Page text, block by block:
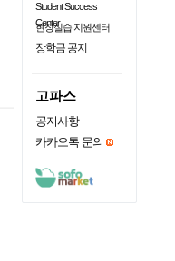
Student Success
Center
현장실습 지원센터
장학금 공지
고파스
공지사항
카카오톡 문의